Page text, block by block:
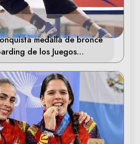
medalla de bronce
de los Juegos